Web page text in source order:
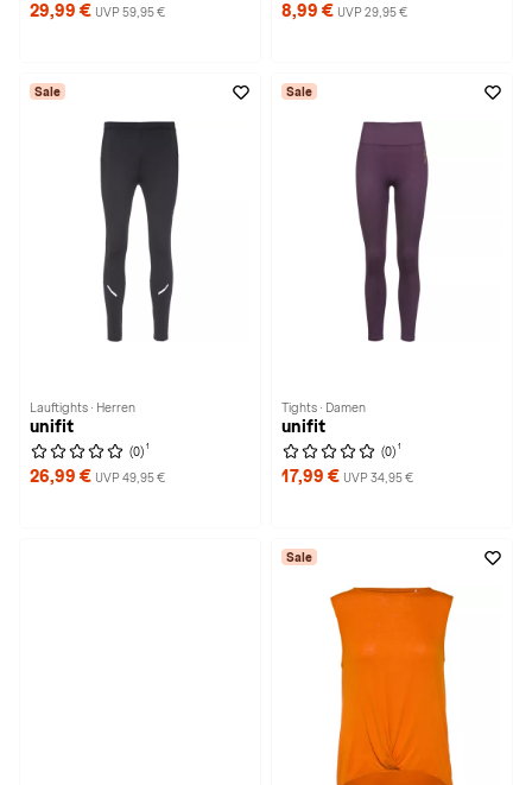
29,99 € UVP 59,95 € 8,99 € UVP 29,95 €
Sale
Lauftights · Herren
unifit
(0) 1
26,99 € UVP 49,95 €
Sale
Tights · Damen
unifit
(0) 1
17,99 € UVP 34,95 €
Sale